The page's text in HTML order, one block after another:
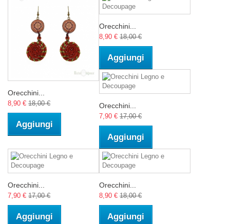
Orecchini...
8,90 € 18,00 €
Aggiungi
Orecchini...
8,90 € 18,00 €
Aggiungi
Orecchini...
7,90 € 17,00 €
Aggiungi
Orecchini...
7,90 € 17,00 €
Aggiungi
Orecchini...
8,90 € 18,00 €
Aggiungi